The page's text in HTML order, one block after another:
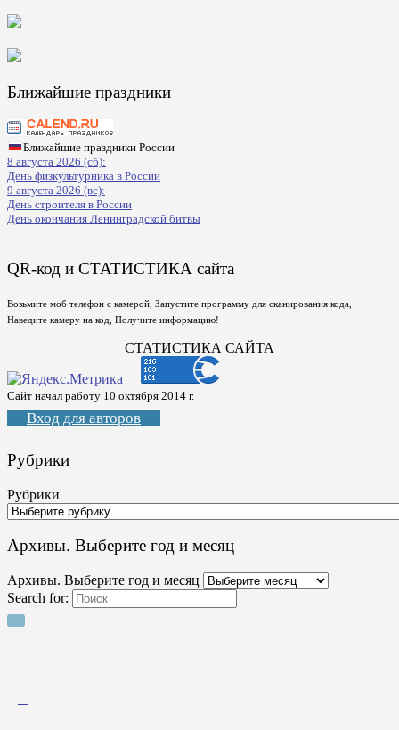
Ближайшие праздники
Ближайшие праздники России
8 августа 2026 (сб):
День физкультурника в России
9 августа 2026 (вс):
День строителя в России
День окончания Ленинградской битвы
QR-код и СТАТИСТИКА сайта
Возьмите моб телефон с камерой, Запустите программу для сканирования кода,
Наведите камеру на код, Получите информацию!
СТАТИСТИКА САЙТА
Сайт начал работу 10 октября 2014 г.
Вход для авторов
Рубрики
Рубрики
Архивы. Выберите год и месяц
Архивы. Выберите год и месяц
Search for: